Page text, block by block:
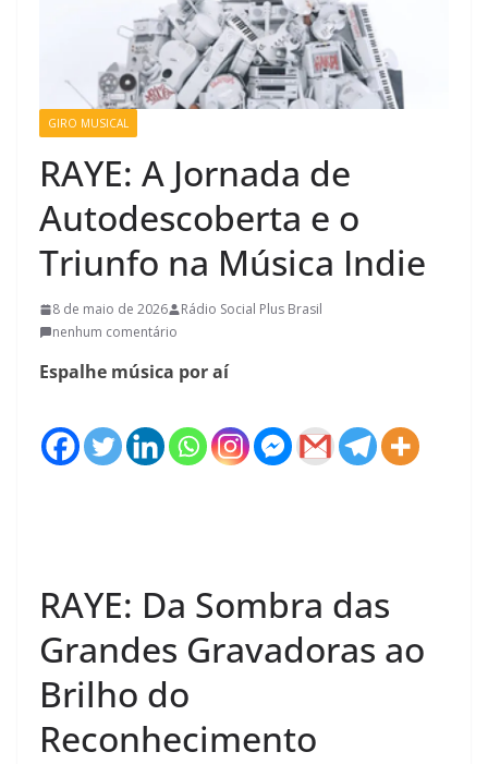
GIRO MUSICAL
RAYE: A Jornada de
Autodescoberta e o
Triunfo na Música Indie
8 de maio de 2026
Rádio Social Plus Brasil
nenhum comentário
Espalhe música por aí
RAYE: Da Sombra das
Grandes Gravadoras ao
Brilho do
Reconhecimento